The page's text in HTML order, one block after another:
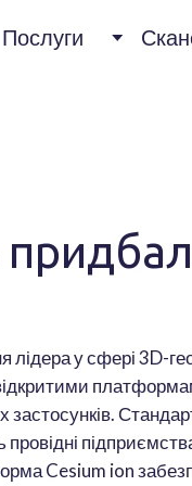
Послуги
у сфері 3D-
Cesium ion